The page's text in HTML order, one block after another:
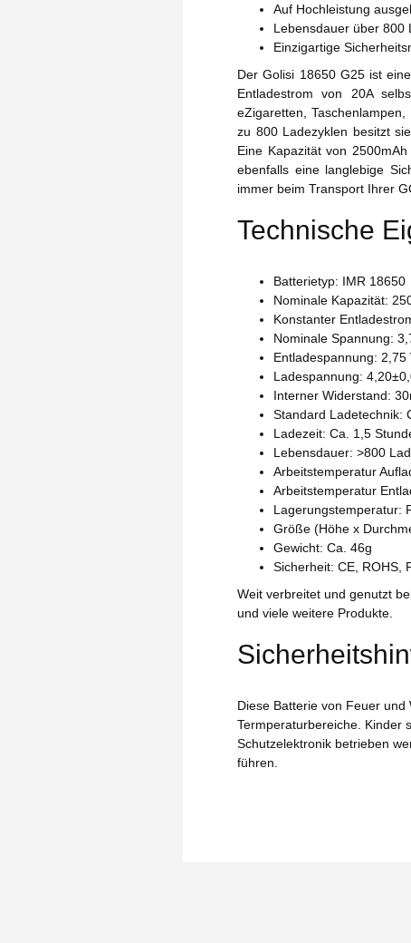
Auf Hochleistung
Lebensdauer über 800
Einzigartige
Der Golisi 18650 G25 ist
Entladestrom von 20A
eZigaretten,
zu 800 Ladezyklen besitzt
Eine Kapazität von
ebenfalls eine langlebige
immer beim Transport Ihrer
Technische
Batterietyp: IMR 18650
Nominale Kapazität:
Konstanter
Nominale Spannung:
Entladespannung: 2,75
Ladespannung:
Interner Widerstand:
Standard Ladetechnik:
Ladezeit: Ca. 1,5
Lebensdauer: >800
Arbeitstemperatur
Arbeitstemperatur
Lagerungstemperatur:
Größe (Höhe x
Gewicht: Ca. 46g
Sicherheit: CE, ROHS,
Weit verbreitet und genutzt
und viele weitere Produkte.
Diese Batterie von Feuer
Termperaturbereiche. Kinder
Schutzelektronik betrieben
führen.